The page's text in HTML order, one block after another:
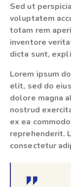
Sed ut
voluptatem
totam rem
inventore
dicta sunt,
Lorem ipsum
elit, sed do
dolore magna
nostrud
ex ea
reprehenderit.
consectetur